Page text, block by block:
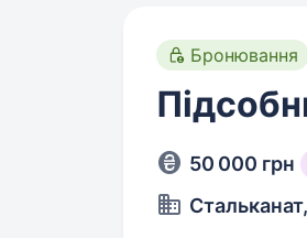
Бронювання
50 000 грн